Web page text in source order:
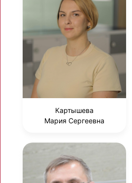
Картышева
Мария Сергеевна